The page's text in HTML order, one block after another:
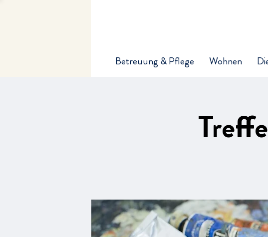
Betreuung & Pflege Wohnen